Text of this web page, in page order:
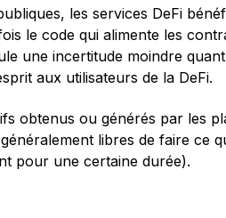
les services DeFi
le code qui alimente les
une incertitude moindre
aux utilisateurs de la DeFi.
obtenus ou générés par les
libres de faire ce
pour une certaine durée).